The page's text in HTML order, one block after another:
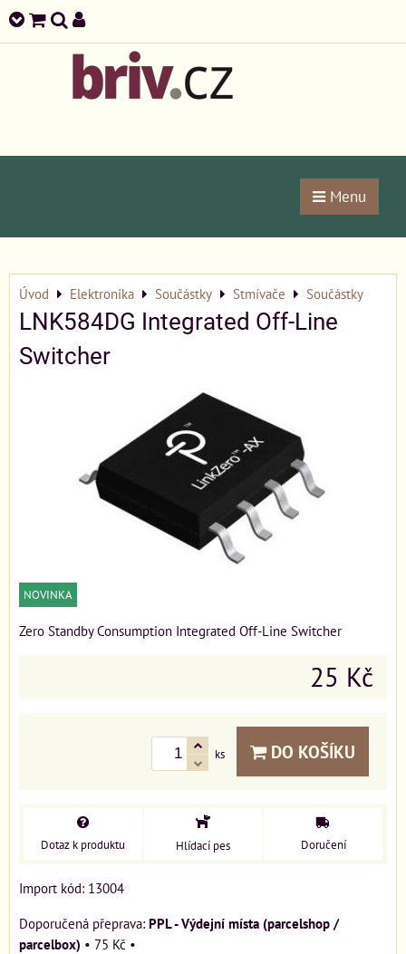
Menu
Úvod Elektronika Součástky Stmívače Součástky
LNK584DG Integrated Off-Line
Switcher
NOVINKA
Zero Standby Consumption Integrated Off-Line Switcher
25 Kč
ks DO KOŠÍKU
Dotaz k produktu Hlídací pes Doručení
Import kód: 13004
PPL - Výdejní místa (parcelshop /
parcelbox) • 75 Kč •